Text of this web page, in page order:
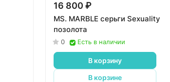
16 800 ₽
MS. MARBLE серьги Sexuality
позолота
0 Есть в наличии
В корзину
В корзине